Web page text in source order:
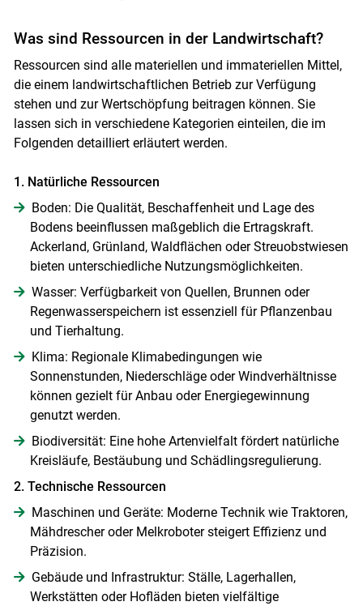
Was sind Ressourcen in der Landwirtschaft?
Ressourcen sind alle materiellen und immateriellen Mittel,
die einem landwirtschaftlichen Betrieb zur Verfügung
stehen und zur Wertschöpfung beitragen können. Sie
lassen sich in verschiedene Kategorien einteilen, die im
Folgenden detailliert erläutert werden.
1. Natürliche Ressourcen
Boden: Die Qualität, Beschaffenheit und Lage des
Bodens beeinflussen maßgeblich die Ertragskraft.
Ackerland, Grünland, Waldflächen oder Streuobstwiesen
bieten unterschiedliche Nutzungsmöglichkeiten.
Wasser: Verfügbarkeit von Quellen, Brunnen oder
Regenwasserspeichern ist essenziell für Pflanzenbau
und Tierhaltung.
Klima: Regionale Klimabedingungen wie
Sonnenstunden, Niederschläge oder Windverhältnisse
können gezielt für Anbau oder Energiegewinnung
genutzt werden.
Biodiversität: Eine hohe Artenvielfalt fördert natürliche
Kreisläufe, Bestäubung und Schädlingsregulierung.
2. Technische Ressourcen
Maschinen und Geräte: Moderne Technik wie Traktoren,
Mähdrescher oder Melkroboter steigert Effizienz und
Präzision.
Gebäude und Infrastruktur: Ställe, Lagerhallen,
Werkstätten oder Hofläden bieten vielfältige